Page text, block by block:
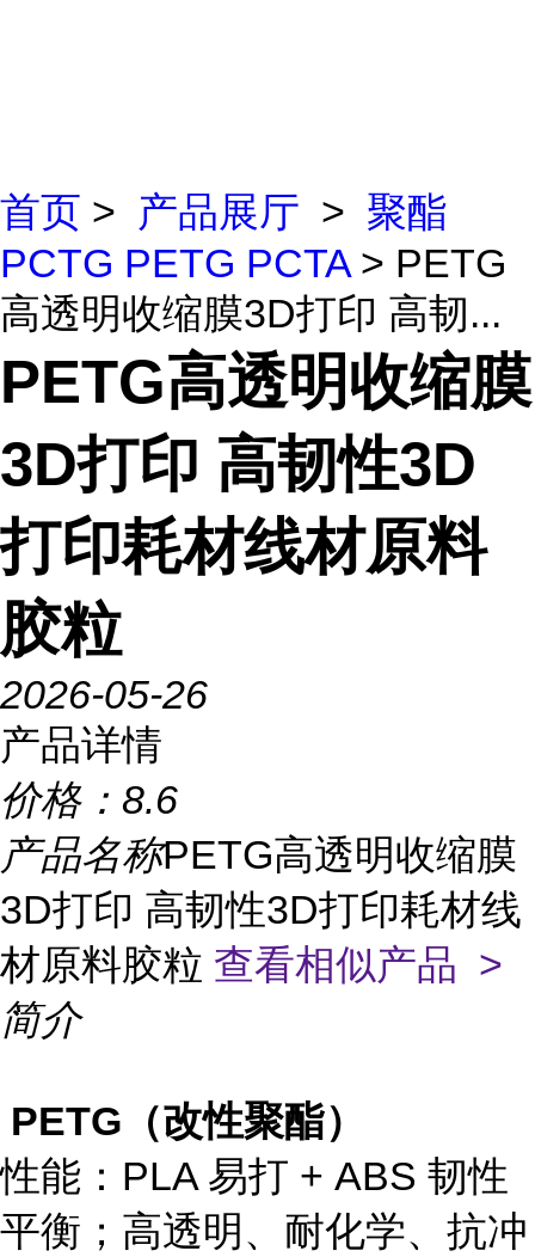
首页 > 产品展厅 > 聚酯
PCTG PETG PCTA> PETG
高透明收缩膜3D打印 高韧...
PETG高透明收缩膜
3D打印 高韧性3D
打印耗材线材原料
胶粒
2026-05-26
产品详情
价格： 8.6
产品名称PETG高透明收缩膜
3D打印 高韧性3D打印耗材线
材原料胶粒 查看相似产品 >
简介
PETG（改性聚酯）
性能 ：PLA 易打 + ABS 韧性
平衡； 高透明、耐化学、抗冲